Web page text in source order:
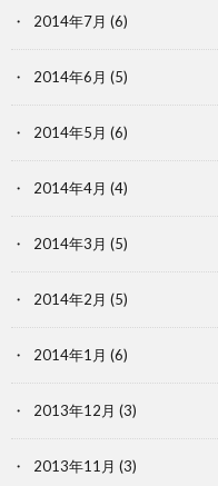
2014年7月 (6)
2014年6月 (5)
2014年5月 (6)
2014年4月 (4)
2014年3月 (5)
2014年2月 (5)
2014年1月 (6)
2013年12月 (3)
2013年11月 (3)